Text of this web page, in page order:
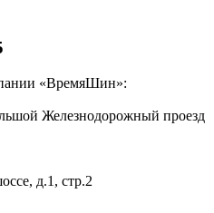
«ВремяШин»:
Железнодорожный проезд
д.1, стр.2